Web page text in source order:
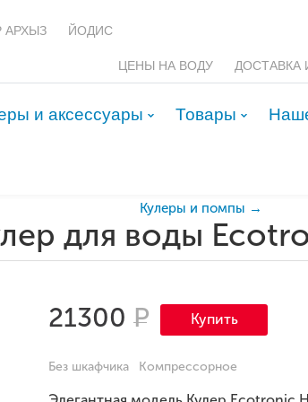
АРХЫЗ ЙОДИС
ЦЕНЫ НА ВОДУ ДОСТАВКА
и аксессуары Товары
Кулеры и помпы →
для воды
21300 Р Купить
Без шкафчика Компрессорное